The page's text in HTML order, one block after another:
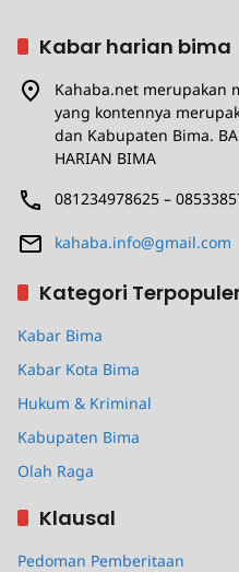
Kabar harian bima
Kahaba.net merupakan
yang kontennya
dan Kabupaten Bima.
HARIAN BIMA
081234978625 –
kahaba.info@gmail.com
Kategori
Kabar Bima
Kabar Kota Bima
Hukum & Kriminal
Kabupaten Bima
Olah Raga
Klausal
Pedoman Pemberitaan